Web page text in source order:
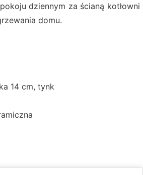
dziennym za ścianą kotłowni
domu.
14 cm, tynk